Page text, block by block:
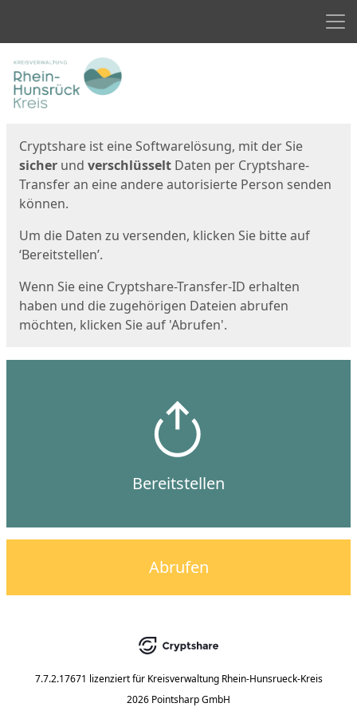
Start
Cryptshare ist eine Softwarelösung, mit der Sie
sicher und verschlüsselt Daten per Cryptshare-
Transfer an eine andere autorisierte Person senden
können.
Um die Daten zu versenden, klicken Sie bitte auf
‘Bereitstellen’.
Wenn Sie eine Cryptshare-Transfer-ID erhalten
haben und die zugehörigen Dateien abrufen
möchten, klicken Sie auf 'Abrufen'.
Bereitstellen
Abrufen
7.7.2.17671 lizenziert für Kreisverwaltung Rhein-Hunsrueck-Kreis
2026 Pointsharp GmbH